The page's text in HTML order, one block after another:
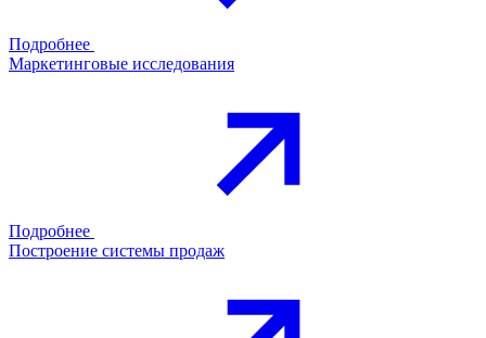
Подробнее
Маркетинговые исследования
Подробнее
Построение системы продаж